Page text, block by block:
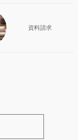
資料請求